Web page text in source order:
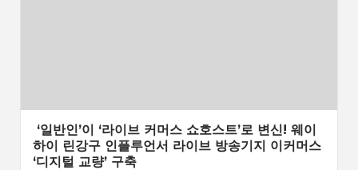
‘일반인’이 ‘라이브 커머스 쇼호스트’로 변신! 웨이
하이 린강구 인플루언서 라이브 방송기지 이커머스
‘디지털 교량’ 구축